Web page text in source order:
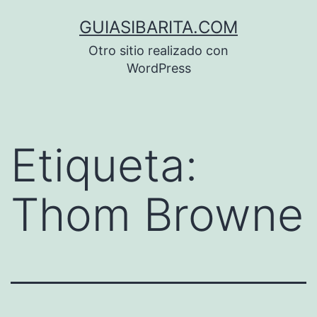
GUIASIBARITA.COM
Otro sitio realizado con
WordPress
Etiqueta:
Thom Browne